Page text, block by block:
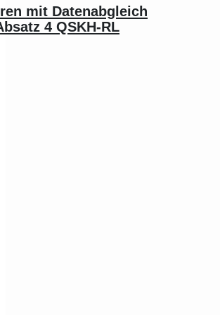
mit Datenabgleich
4 QSKH-RL